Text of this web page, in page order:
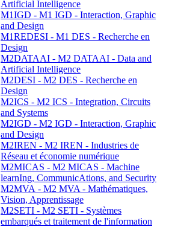
Artificial Intelligence
M1IGD - M1 IGD - Interaction, Graphic
and Design
M1REDESI - M1 DES - Recherche en
Design
M2DATAAI - M2 DATAAI - Data and
Artificial Intelligence
M2DESI - M2 DES - Recherche en
Design
M2ICS - M2 ICS - Integration, Circuits
and Systems
M2IGD - M2 IGD - Interaction, Graphic
and Design
M2IREN - M2 IREN - Industries de
Réseau et économie numérique
M2MICAS - M2 MICAS - Machine
learnIng, CommunicAtions, and Security
M2MVA - M2 MVA - Mathématiques,
Vision, Apprentissage
M2SETI - M2 SETI - Systèmes
embarqués et traitement de l'information